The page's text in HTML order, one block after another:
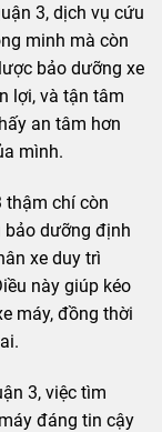
3, dịch vụ cứu
minh mà còn
bảo dưỡng xe
lợi, và tận tâm
an tâm hơn
mình.
thậm chí còn
bảo dưỡng định
xe duy trì
này giúp kéo
máy, đồng thời
3, việc tìm
đáng tin cậy